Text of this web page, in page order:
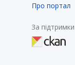
Про портал
За підтримки